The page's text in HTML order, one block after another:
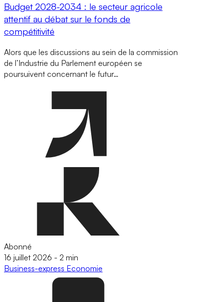
Budget 2028-2034 : le secteur agricole
attentif au débat sur le fonds de
compétitivité
Alors que les discussions au sein de la commission
de l’Industrie du Parlement européen se
poursuivent concernant le futur…
Abonné
16 juillet 2026 - 2 min
Business-express Economie